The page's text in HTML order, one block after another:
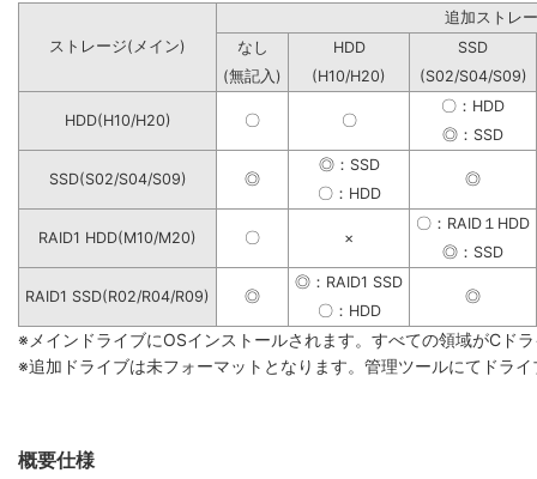
追加ストレ
ストレージ(メイン)
なし HDD
SSD
(無記入)
(H10/H20) (S02/S04/S09)
HDD(H10/H20) 〇 〇
〇：HDD
◎：SSD
SSD(S02/S04/S09) ◎
◎：SSD
◎
〇：HDD
RAID1 HDD(M10/M20) 〇 ×
〇：RAID１HDD
◎：SSD
RAID1 SSD(R02/R04/R09) ◎
◎：RAID1 SSD
◎
〇：HDD
※メインドライブにOSインストールされます。すべての領域がCド
※追加ドライブは未フォーマットとなります。管理ツールにてドラ
概要仕様